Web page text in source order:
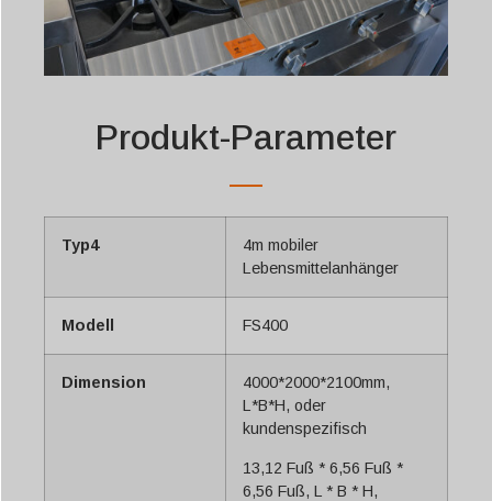
Produkt-Parameter
Typ4
4m mobiler
Lebensmittelanhänger
Modell FS400
Dimension
4000*2000*2100mm,
L*B*H, oder
kundenspezifisch
13,12 Fuß * 6,56 Fuß *
6,56 Fuß, L * B * H,